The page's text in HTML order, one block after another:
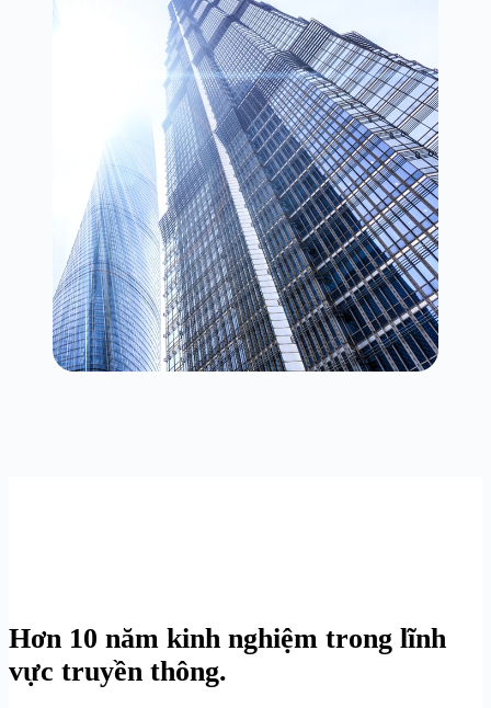
Hơn 10 năm kinh nghiệm trong lĩnh
vực truyền thông.